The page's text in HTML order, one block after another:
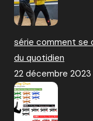
série comment se
du quotidien
22 décembre 2023